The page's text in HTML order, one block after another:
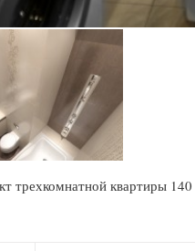
трехкомнатной квартиры